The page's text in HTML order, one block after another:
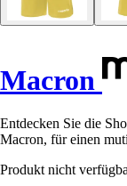
Macron
Entdecken Sie die
Macron, für einen
Produkt nicht